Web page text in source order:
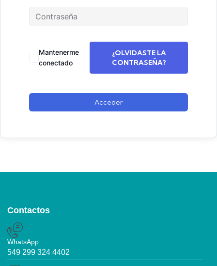
Mantenerme
conectado
¿OLVIDASTE LA
CONTRASEÑA?
Acceder
Contactos
WhatsApp
549 299 324 4402